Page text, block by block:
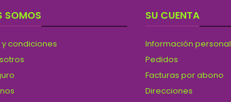
SOMOS
condiciones
SU CUENTA
Información personal
Pedidos
Facturas por abono
Direcciones